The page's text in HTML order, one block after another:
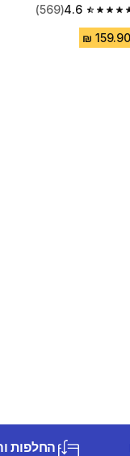
4.6
4.6 out of 5 stars from
(569)
החלפות והחזרות